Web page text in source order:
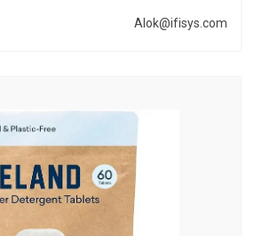
Alok@ifisys.com